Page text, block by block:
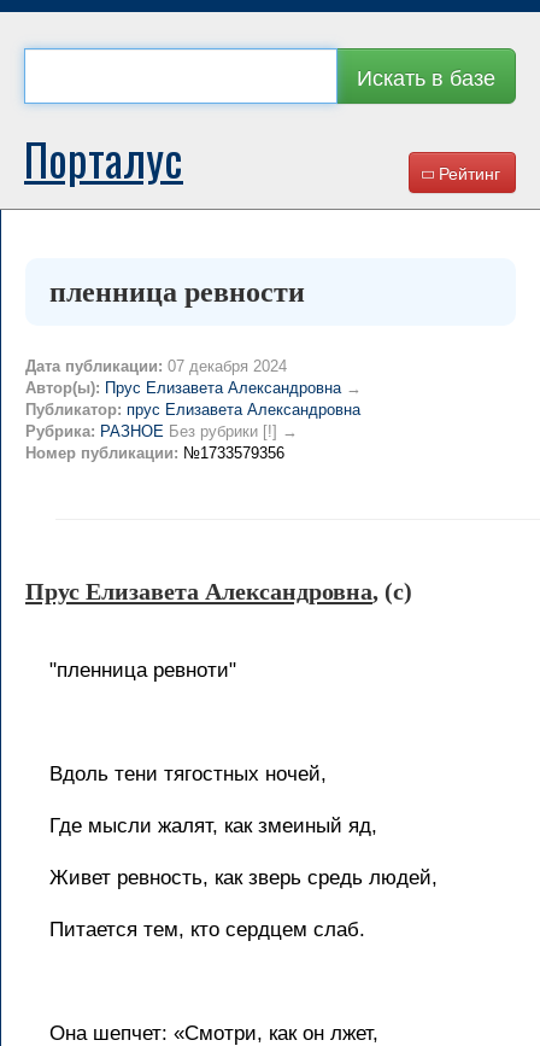
Искать в базе
Рейтинг
Порталус
пленница ревности
Дата публикации: 07 декабря 2024
Автор(ы): Прус Елизавета Александровна→
Публикатор: прус Елизавета Александровна
Рубрика: РАЗНОЕ Без рубрики [!] →
Номер публикации: №1733579356
Прус Елизавета Александровна, (c)
"пленница ревноти"
Вдоль тени тягостных ночей,
Где мысли жалят, как змеиный яд,
Живет ревность, как зверь средь людей,
Питается тем, кто сердцем слаб.
Она шепчет: «Смотри, как он лжет,